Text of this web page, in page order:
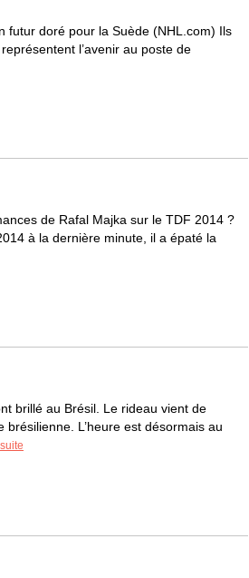
futur doré pour la Suède (NHL.com) Ils
l’avenir au poste de
de Rafal Majka sur le TDF 2014 ?
à la dernière minute, il a épaté la
brillé au Brésil. Le rideau vient de
L’heure est désormais au